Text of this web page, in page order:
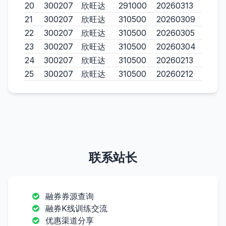
20
300207 欣旺达 291000
20260313
21
300207 欣旺达 310500
20260309
22
300207 欣旺达 310500
20260305
23
300207 欣旺达 310500
20260304
24
300207 欣旺达 310500
20260213
25
300207 欣旺达 310500 20260212
联系站长
融券券源查询
融券K线训练交流
优惠渠道分享